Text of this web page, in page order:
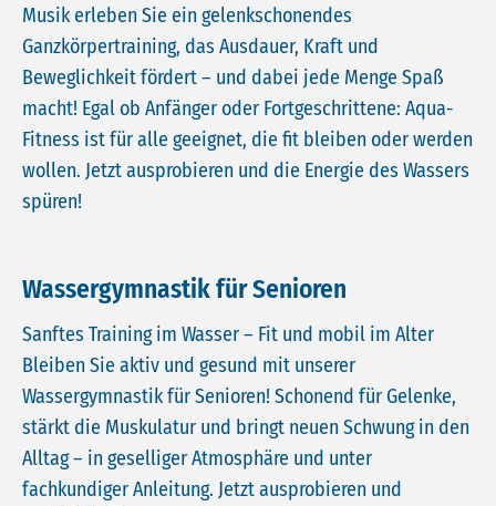
Musik erleben Sie ein gelenkschonendes
Ganzkörpertraining, das Ausdauer, Kraft und
Beweglichkeit fördert – und dabei jede Menge Spaß
macht! Egal ob Anfänger oder Fortgeschrittene: Aqua-
Fitness ist für alle geeignet, die fit bleiben oder werden
wollen. Jetzt ausprobieren und die Energie des Wassers
spüren!
Wassergymnastik für Senioren
Sanftes Training im Wasser – Fit und mobil im Alter
Bleiben Sie aktiv und gesund mit unserer
Wassergymnastik für Senioren! Schonend für Gelenke,
stärkt die Muskulatur und bringt neuen Schwung in den
Alltag – in geselliger Atmosphäre und unter
fachkundiger Anleitung. Jetzt ausprobieren und